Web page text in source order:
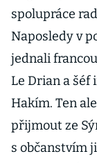
spolupráce
Naposledy v
jednali
Le Drian a šéf
Hakím. Ten
přijmout ze
s občanstvím